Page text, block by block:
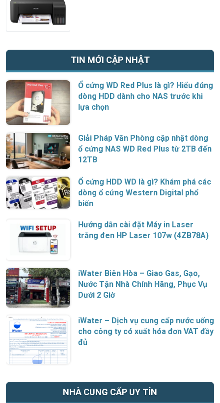
TIN MỚI CẬP NHẬT
Ổ cứng WD Red Plus là gì? Hiểu đúng
dòng HDD dành cho NAS trước khi
lựa chọn
Giải Pháp Văn Phòng cập nhật dòng
ổ cứng NAS WD Red Plus từ 2TB đến
12TB
Ổ cứng HDD WD là gì? Khám phá các
dòng ổ cứng Western Digital phổ
biến
Hướng dẫn cài đặt Máy in Laser
trắng đen HP Laser 107w (4ZB78A)
iWater Biên Hòa – Giao Gas, Gạo,
Nước Tận Nhà Chính Hãng, Phục Vụ
Dưới 2 Giờ
iWater – Dịch vụ cung cấp nước uống
cho công ty có xuất hóa đơn VAT đầy
đủ
NHÀ CUNG CẤP UY TÍN